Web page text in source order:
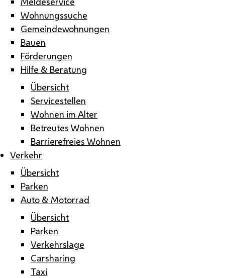
Wohnungssuche
Gemeindewohnungen
Bauen
Förderungen
Hilfe & Beratung
Übersicht
Servicestellen
Wohnen im Alter
Betreutes Wohnen
Barrierefreies Wohnen
Verkehr
Übersicht
Parken
Auto & Motorrad
Übersicht
Parken
Verkehrslage
Carsharing
Taxi